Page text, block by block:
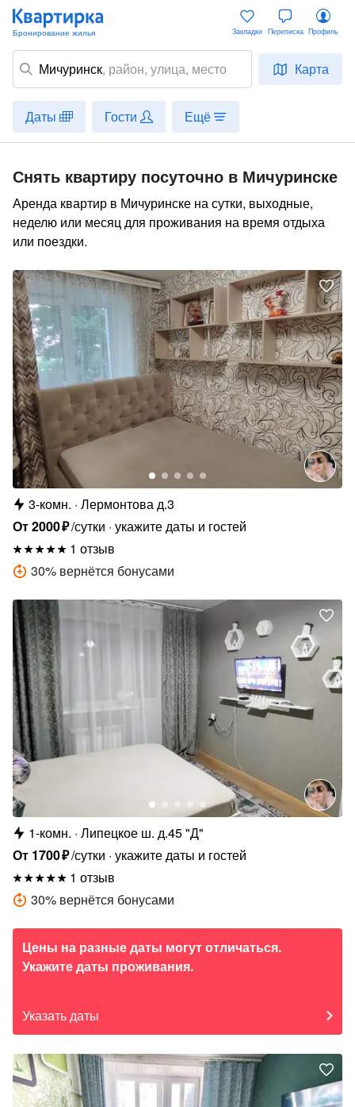
Мичуринск, район, улица, место Карта
Закладки Переписка Профиль
Даты Гости Ещё
Снять квартиру посуточно в Мичуринске
Аренда квартир в Мичуринске на сутки, выходные,
неделю или месяц для проживания на время отдыха
или поездки.
3-комн. Лермонтова д.3
От2000₽/сутки укажите даты и гостей
1 отзыв
30% вернётся бонусами
1-комн. Липецкое ш. д.45 "Д"
От 1700₽/сутки укажите даты и гостей
1 отзыв
30% вернётся бонусами
Цены на разные даты могут отличаться.
Укажите даты проживания.
Указать даты